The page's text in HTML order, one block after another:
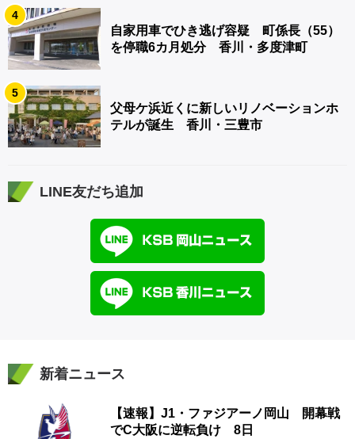
4
自家用車でひき逃げ容疑 町係長（55）
を停職6カ月処分 香川・多度津町
5
父母ケ浜近くに新しいリノベーションホ
テルが誕生 香川・三豊市
LINE友だち追加
新着ニュース
【速報】J1・ファジアーノ岡山 開幕戦
でC大阪に逆転負け 8日